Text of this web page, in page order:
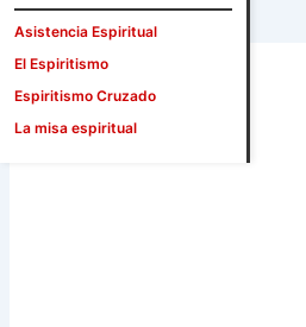
Asistencia Espiritual
El Espiritismo
Espiritismo Cruzado
La misa espiritual